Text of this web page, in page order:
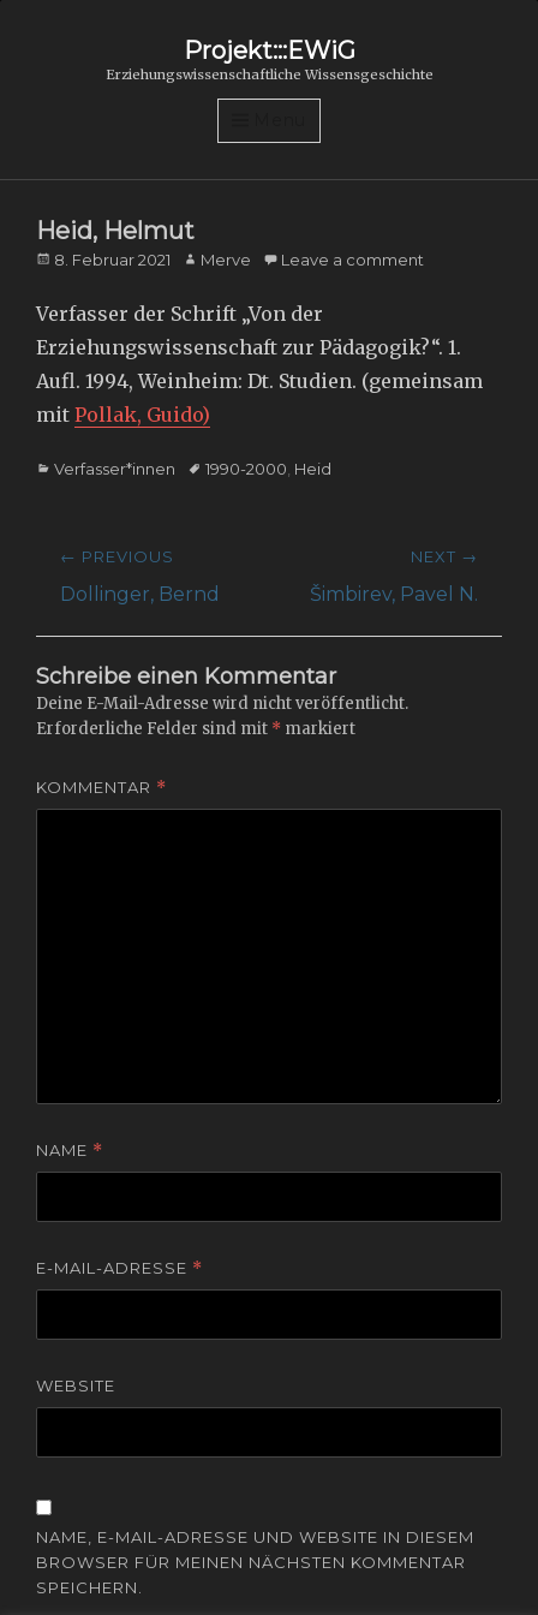
Projekt:::EWiG
Erziehungswissenschaftliche Wissensgeschichte
Heid, Helmut
Posted
8. Februar 2021 Author
Merve Leave a comment
Verfasser der Schrift „Von der
Erziehungswissenschaft zur Pädagogik?“. 1.
Aufl. 1994, Weinheim: Dt. Studien. (gemeinsam
mit Pollak, Guido)
Categories
Verfasser*innen Tags1990-2000 Heid
Beitragsnavigation
← PREVIOUS
Previous
Dollinger, Bernd
NEXT →
Next
Šimbirev, Pavel N.
Schreibe einen Kommentar
Deine E-Mail-Adresse wird nicht veröffentlicht.
Erforderliche Felder sind mit * markiert
KOMMENTAR *
NAME *
E-MAIL-ADRESSE *
WEBSITE
NAME, E-MAIL-ADRESSE UND WEBSITE IN DIESEM
BROWSER FÜR MEINEN NÄCHSTEN KOMMENTAR
SPEICHERN.